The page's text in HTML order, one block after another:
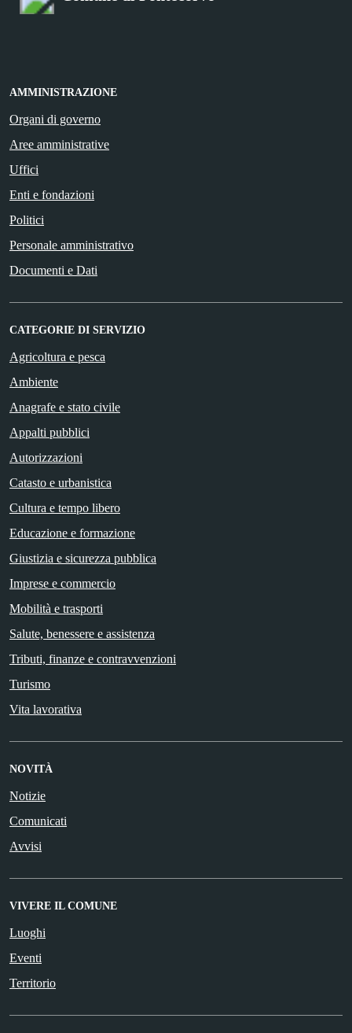
AMMINISTRAZIONE
Organi di governo
Aree amministrative
Uffici
Enti e fondazioni
Politici
Personale amministrativo
Documenti e Dati
CATEGORIE DI SERVIZIO
Agricoltura e pesca
Ambiente
Anagrafe e stato civile
Appalti pubblici
Autorizzazioni
Catasto e urbanistica
Cultura e tempo libero
Educazione e formazione
Giustizia e sicurezza pubblica
Imprese e commercio
Mobilità e trasporti
Salute, benessere e assistenza
Tributi, finanze e contravvenzioni
Turismo
Vita lavorativa
NOVITÀ
Notizie
Comunicati
Avvisi
VIVERE IL COMUNE
Luoghi
Eventi
Territorio